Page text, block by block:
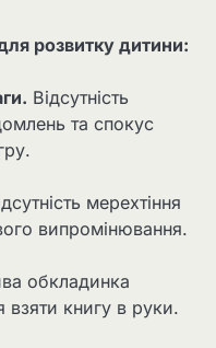
розвитку дитини:
Відсутність
та спокус
мерехтіння
випромінювання.
обкладинка
книгу в руки.